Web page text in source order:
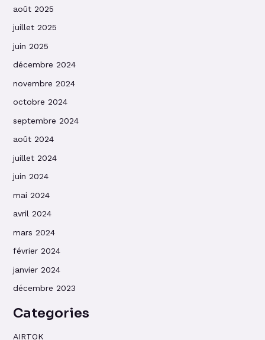
août 2025
juillet 2025
juin 2025
décembre 2024
novembre 2024
octobre 2024
septembre 2024
août 2024
juillet 2024
juin 2024
mai 2024
avril 2024
mars 2024
février 2024
janvier 2024
décembre 2023
Categories
AIRTOK